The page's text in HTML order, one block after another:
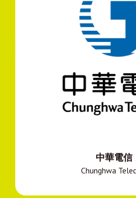
中華電信
Chunghwa